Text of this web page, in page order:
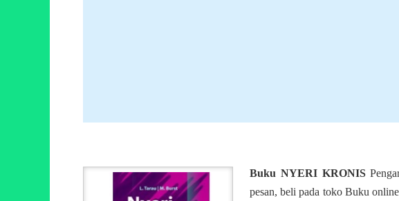
Buku NYERI KRONIS
pesan, beli pada toko Buku